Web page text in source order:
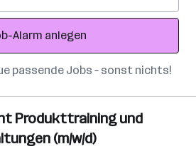
Alarm anlegen
passende Jobs – sonst nichts!
Produkttraining und
(m/w/d)